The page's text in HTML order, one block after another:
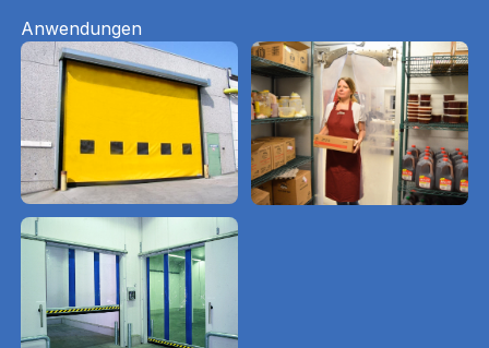
Anwendungen